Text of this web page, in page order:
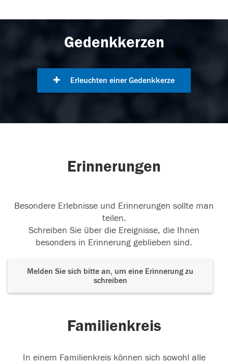
Gedenkkerzen
Erleuchten einer Gedenkkerze
Erinnerungen
Besondere Erlebnisse und Erinnerungen sollte man
teilen.
Schreiben Sie über die Ereignisse, die Ihnen
besonders in Erinnerung geblieben sind.
Melden Sie sich bitte an, um eine Erinnerung zu
schreiben
Familienkreis
In einem Familienkreis können sich sowohl alle